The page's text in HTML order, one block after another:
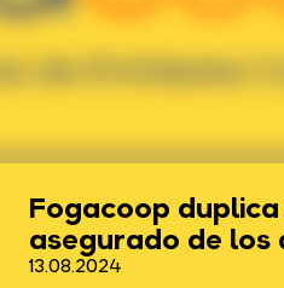
Fogacoop
asegurado de los
13.08.2024